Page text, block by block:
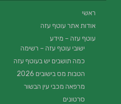
ראשי
אודות אתר עוטף עזה
עוטף עזה – מידע
ישובי עוטף עזה – רשימה
כמה תושבים יש בעוטף עזה
הטבות מס בישובים 2026
מרפאה מכבי עין הבשור
סרטונים